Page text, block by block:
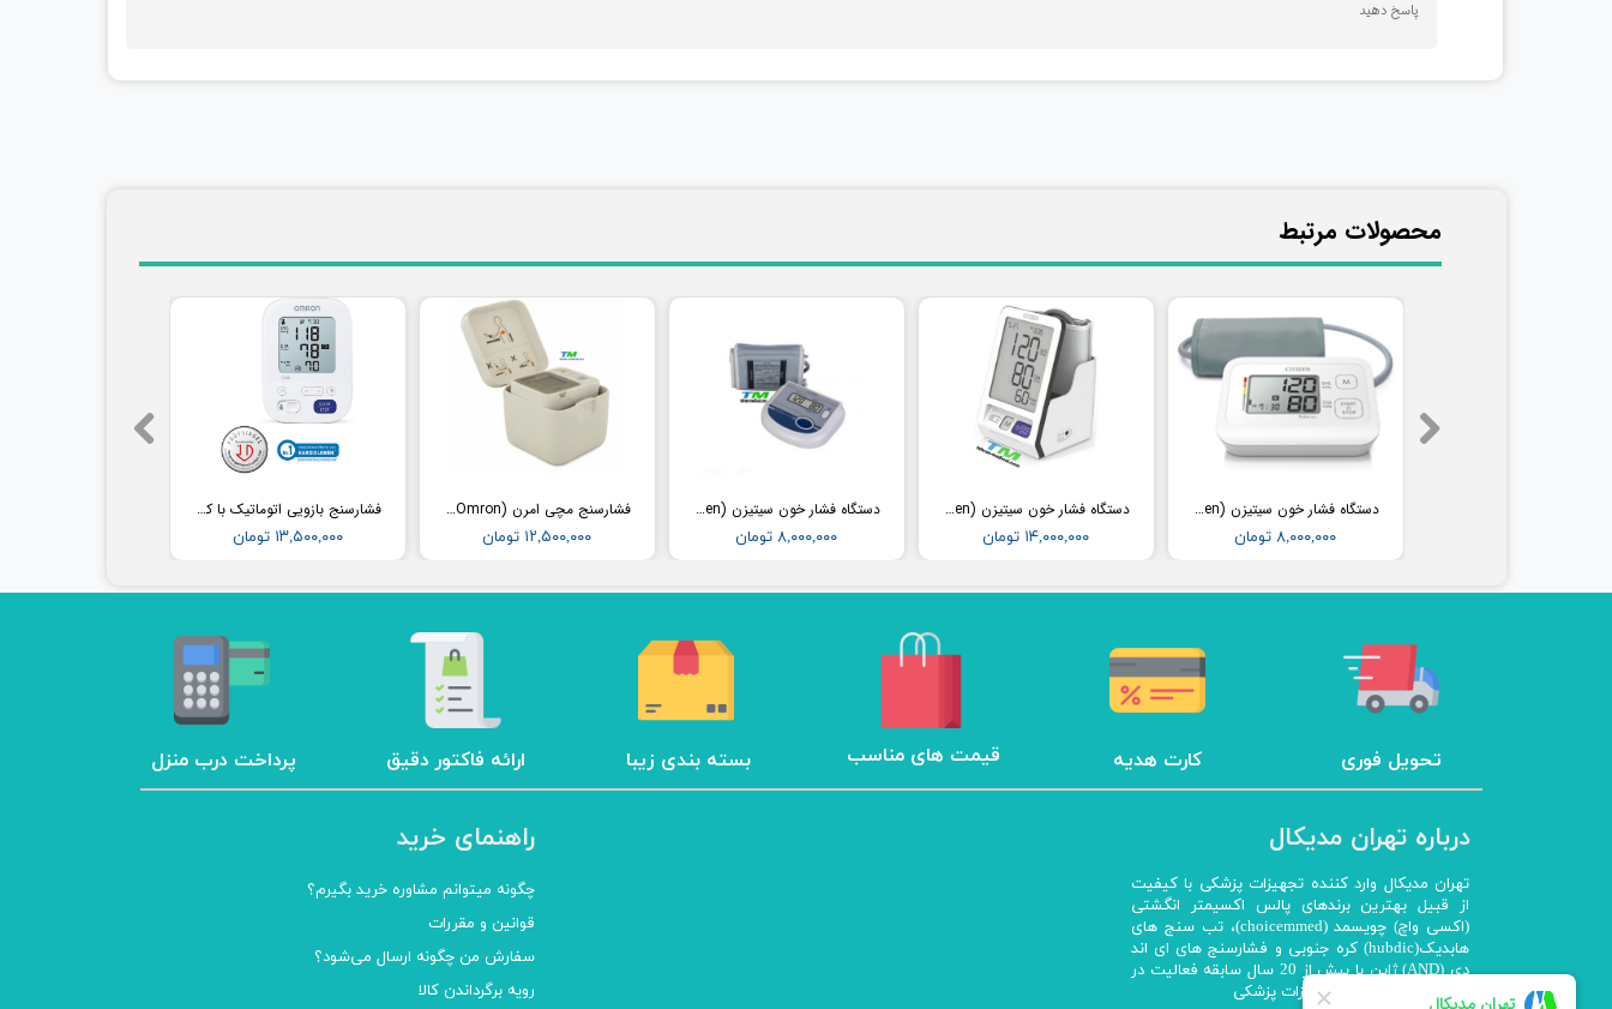
پاسخ دهید
فشارسنج بازویی اتوماتیک با کاف پهن امرن (OMRON) مدل M3
۱۳,۵۰۰,۰۰۰ تومان
فشارسنج مچی امرن (Omron) مدل RS2
۱۲,۵۰۰,۰۰۰ تومان
دستگاه فشار خون سیتیزن (Citizen) مدل CH452
۸,۰۰۰,۰۰۰ تومان
دستگاه فشار خون سیتیزن (Citizen) مدل CH456
۱۴,۰۰۰,۰۰۰ تومان
دستگاه فشار خون سیتیزن (Citizen) مدل CH304
۸,۰۰۰,۰۰۰ تومان
​محصولات مرتبط
تحویل فوری کارت هدیه ​قیمت های مناسب بسته بندی زیبا ارائه فاکتور دقیق پرداخت درب منزل
درباره تهران مدیکال
تهران مدیکال وارد کننده تجهیزات پزشکی با کیفیت
از قبیل بهترین برندهای پالس اکسیمتر انگشتی
(اکسی واچ) چویسمد (choicemmed)، تب سنج های
هابدیک(hubdic) کره جنوبی و فشارسنج های ای اند
دی (AND) ژاپن با بیش از 20 سال سابقه فعالیت در
واردات و توزیع انواع تجهیزات پزشکی
راهنمای خرید
چگونه میتوانم مشاوره خرید بگیرم؟
قوانین و مقررات
سفارش من چگونه ارسال می‌شود؟
رویه برگرداندن کالا